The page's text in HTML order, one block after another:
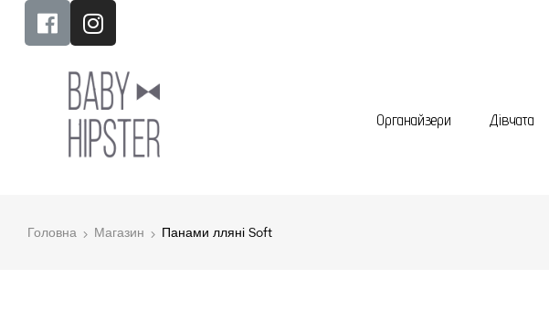
Органайзери Дівчата
Головна Магазин Панами лляні Soft